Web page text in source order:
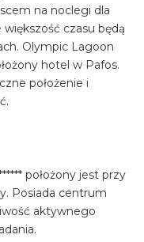
na noclegi dla
czasu będą
Olympic Lagoon
hotel w Pafos.
położenie i
położony jest przy
Posiada centrum
aktywnego